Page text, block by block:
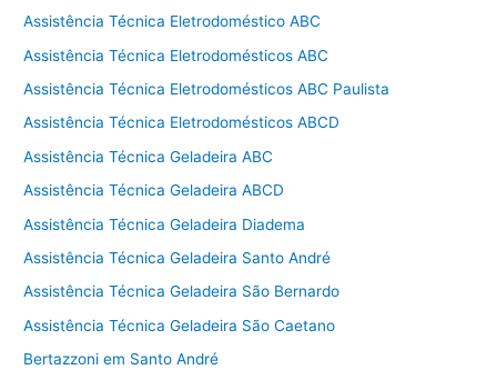
Assistência Técnica Eletrodoméstico ABC
Assistência Técnica Eletrodomésticos ABC
Assistência Técnica Eletrodomésticos ABC Paulista
Assistência Técnica Eletrodomésticos ABCD
Assistência Técnica Geladeira ABC
Assistência Técnica Geladeira ABCD
Assistência Técnica Geladeira Diadema
Assistência Técnica Geladeira Santo André
Assistência Técnica Geladeira São Bernardo
Assistência Técnica Geladeira São Caetano
Bertazzoni em Santo André